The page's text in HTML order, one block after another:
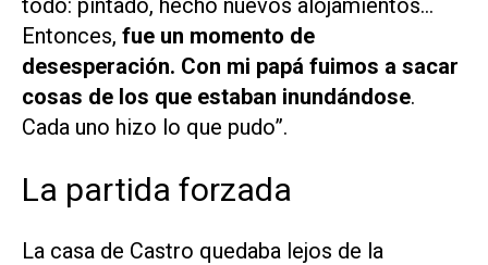
todo: pintado, hecho nuevos alojamientos…
Entonces, fue un momento de
desesperación. Con mi papá fuimos a sacar
cosas de los que estaban inundándose.
Cada uno hizo lo que pudo”.
La partida forzada
La casa de Castro quedaba lejos de la